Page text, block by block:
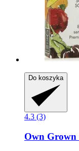
Do koszyka
4.3 (3)
Own Grown